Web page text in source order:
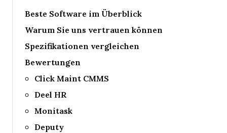
Beste Software im Überblick
Warum Sie uns vertrauen können
Spezifikationen vergleichen
Bewertungen
Click Maint CMMS
Deel HR
Monitask
Deputy